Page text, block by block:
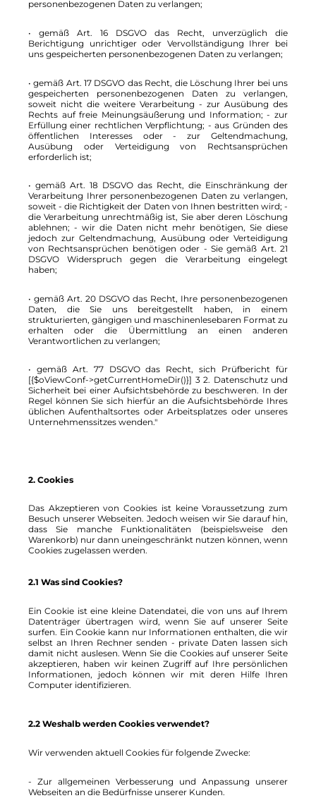
personenbezogenen Daten zu verlangen;
• gemäß Art. 16 DSGVO das Recht, unverzüglich die
Berichtigung unrichtiger oder Vervollständigung Ihrer bei
uns gespeicherten personenbezogenen Daten zu verlangen;
• gemäß Art. 17 DSGVO das Recht, die Löschung Ihrer bei uns
gespeicherten personenbezogenen Daten zu verlangen,
soweit nicht die weitere Verarbeitung - zur Ausübung des
Rechts auf freie Meinungsäußerung und Information; - zur
Erfüllung einer rechtlichen Verpflichtung; - aus Gründen des
öffentlichen Interesses oder - zur Geltendmachung,
Ausübung oder Verteidigung von Rechtsansprüchen
erforderlich ist;
• gemäß Art. 18 DSGVO das Recht, die Einschränkung der
Verarbeitung Ihrer personenbezogenen Daten zu verlangen,
soweit - die Richtigkeit der Daten von Ihnen bestritten wird; -
die Verarbeitung unrechtmäßig ist, Sie aber deren Löschung
ablehnen; - wir die Daten nicht mehr benötigen, Sie diese
jedoch zur Geltendmachung, Ausübung oder Verteidigung
von Rechtsansprüchen benötigen oder - Sie gemäß Art. 21
DSGVO Widerspruch gegen die Verarbeitung eingelegt
haben;
• gemäß Art. 20 DSGVO das Recht, Ihre personenbezogenen
Daten, die Sie uns bereitgestellt haben, in einem
strukturierten, gängigen und maschinenlesebaren Format zu
erhalten oder die Übermittlung an einen anderen
Verantwortlichen zu verlangen;
• gemäß Art. 77 DSGVO das Recht, sich Prüfbericht für
[{$oViewConf->getCurrentHomeDir()}] 3 2. Datenschutz und
Sicherheit bei einer Aufsichtsbehörde zu beschweren. In der
Regel können Sie sich hierfür an die Aufsichtsbehörde Ihres
üblichen Aufenthaltsortes oder Arbeitsplatzes oder unseres
Unternehmenssitzes wenden."
2. Cookies
Das Akzeptieren von Cookies ist keine Voraussetzung zum
Besuch unserer Webseiten. Jedoch weisen wir Sie darauf hin,
dass Sie manche Funktionalitäten (beispielsweise den
Warenkorb) nur dann uneingeschränkt nutzen können, wenn
Cookies zugelassen werden.
2.1 Was sind Cookies?
Ein Cookie ist eine kleine Datendatei, die von uns auf Ihrem
Datenträger übertragen wird, wenn Sie auf unserer Seite
surfen. Ein Cookie kann nur Informationen enthalten, die wir
selbst an Ihren Rechner senden - private Daten lassen sich
damit nicht auslesen. Wenn Sie die Cookies auf unserer Seite
akzeptieren, haben wir keinen Zugriff auf Ihre persönlichen
Informationen, jedoch können wir mit deren Hilfe Ihren
Computer identifizieren.
2.2 Weshalb werden Cookies verwendet?
Wir verwenden aktuell Cookies für folgende Zwecke:
- Zur allgemeinen Verbesserung und Anpassung unserer
Webseiten an die Bedürfnisse unserer Kunden.